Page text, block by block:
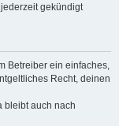
gekündigt
Betreiber ein einfaches,
Recht, deinen
bleibt auch nach